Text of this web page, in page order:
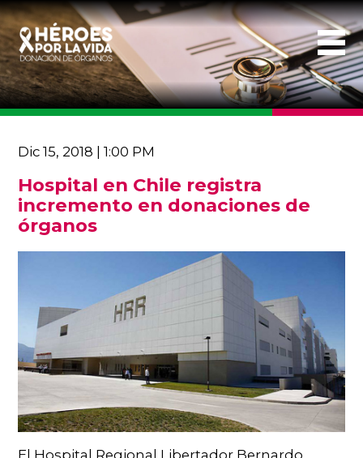
Dic 15, 2018 | 1:00 PM
Hospital en Chile registra
incremento en donaciones de
órganos
El Hospital Regional Libertador Bernardo